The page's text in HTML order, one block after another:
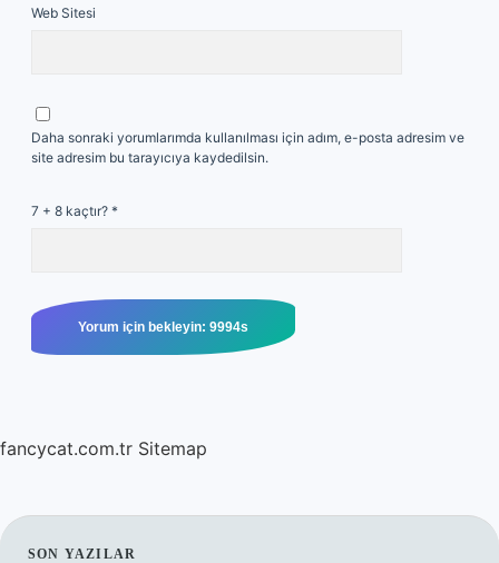
Web Sitesi
Daha sonraki yorumlarımda kullanılması için adım, e-posta adresim ve
site adresim bu tarayıcıya kaydedilsin.
7 + 8 kaçtır? *
fancycat.com.tr Sitemap
SON YAZILAR